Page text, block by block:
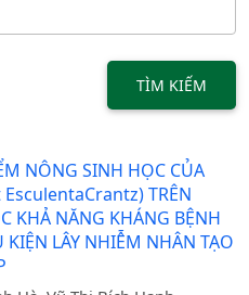
TÌM KIẾM
NÔNG SINH HỌC CỦA
EsculentaCrantz) TRÊN
KHẢ NĂNG KHÁNG BỆNH
LÂY NHIỄM NHÂN TẠO